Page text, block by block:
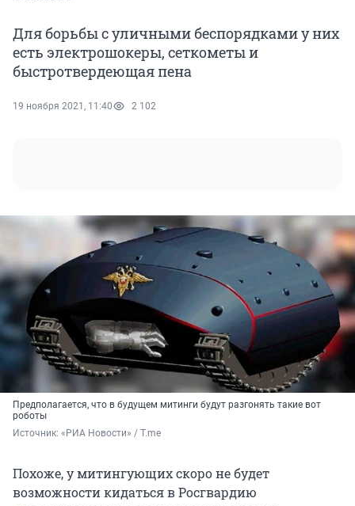
Для борьбы с уличными беспорядками у них
есть электрошокеры, сеткометы и
быстротвердеющая пена
19 ноября 2021, 11:40 2 102
Предполагается, что в будущем митинги будут разгонять такие вот
роботы
Источник: «РИА Новости» / T.me
Похоже, у митингующих скоро не будет
возможности кидаться в Росгвардию